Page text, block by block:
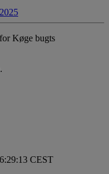
Køge bugts
CEST